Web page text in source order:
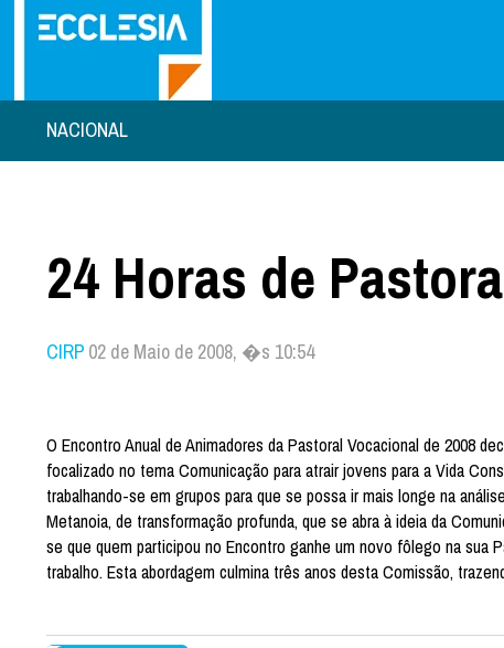
NACIONAL
24 Horas de
CIRP 02 de Maio de 2008, �s 10:54
O Encontro Anual de Animadores da Pastoral Vocacional de 2008
focalizado no tema Comunicação para atrair jovens para a Vida
trabalhando-se em grupos para que se possa ir mais longe na
Metanoia, de transformação profunda, que se abra à ideia da
se que quem participou no Encontro ganhe um novo fôlego na sua
trabalho. Esta abordagem culmina três anos desta Comissão,